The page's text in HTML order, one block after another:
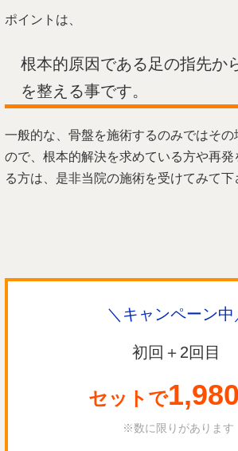
ポイントは、
根本的原因である足の指先か
を整える事です。
一般的な、骨盤を施術するのみではそ
ので、根本的解決を求めている方や再
る方は、是非当院の施術を受けてみて下
＼キャンペーン中
初回＋2回目
セットで
※数に限りがあります